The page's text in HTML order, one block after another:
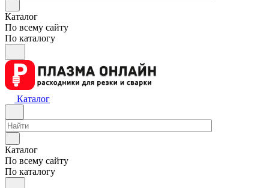
Каталог
По всему сайту
По каталогу
Каталог
Каталог
По всему сайту
По каталогу